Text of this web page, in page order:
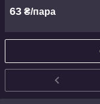
63 ₴/пара